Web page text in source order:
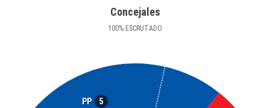
Concejales
100% ESCRUTADO
PP 5